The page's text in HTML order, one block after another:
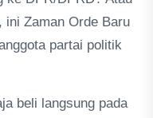
ini Zaman Orde Baru
partai politik
beli langsung pada